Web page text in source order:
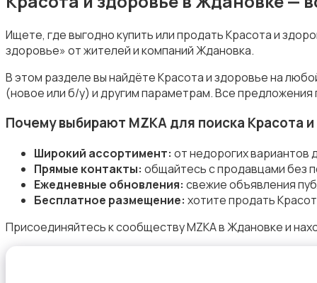
Автоуслуги
Ищете, где выгодно купить или продать Красота и
здоровье» от жителей и компаний Ждановка.
В этом разделе вы найдёте Красота и здоровье на
(новое или б/у) и другим параметрам. Все
Почему выбирают MZKA для поиска Красота
Широкий ассортимент: от недорогих
Прямые контакты: общайтесь с продавцами без
Ежедневные обновления: свежие объявления
Бесплатное размещение: хотите продать
Присоединяйтесь к сообществу MZKA в Ждановке и